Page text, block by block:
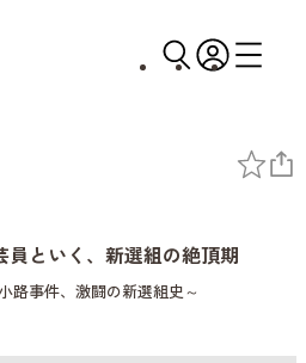
員といく、新選組の絶頂期
路事件、激闘の新選組史～